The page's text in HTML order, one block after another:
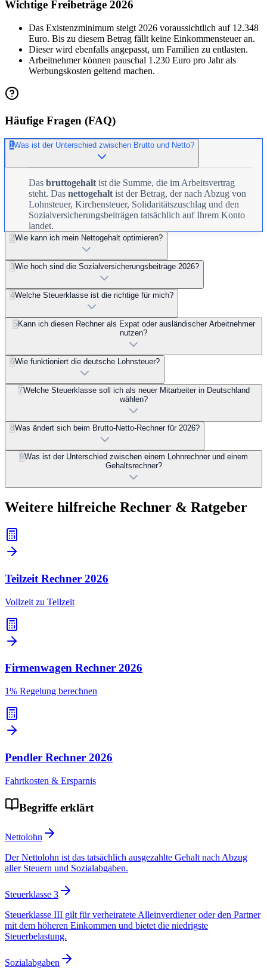
Wichtige Freibeträge 2026
Das Existenzminimum steigt 2026 voraussichtlich auf 12.348
Euro. Bis zu diesem Betrag fällt keine Einkommensteuer an.
Dieser wird ebenfalls angepasst, um Familien zu entlasten.
Arbeitnehmer können pauschal 1.230 Euro pro Jahr als
Werbungskosten geltend machen.
Häufige Fragen (FAQ)
1Was ist der Unterschied zwischen Brutto und Netto?
Das bruttogehalt ist die Summe, die im Arbeitsvertrag
steht. Das nettogehalt ist der Betrag, der nach Abzug von
Lohnsteuer, Kirchensteuer, Solidaritätszuschlag und den
Sozialversicherungsbeiträgen tatsächlich auf Ihrem Konto
landet.
2Wie kann ich mein Nettogehalt optimieren?
3Wie hoch sind die Sozialversicherungsbeiträge 2026?
4Welche Steuerklasse ist die richtige für mich?
5Kann ich diesen Rechner als Expat oder ausländischer Arbeitnehmer
nutzen?
6Wie funktioniert die deutsche Lohnsteuer?
7Welche Steuerklasse soll ich als neuer Mitarbeiter in Deutschland
wählen?
8Was ändert sich beim Brutto-Netto-Rechner für 2026?
9Was ist der Unterschied zwischen einem Lohnrechner und einem
Gehaltsrechner?
Weitere hilfreiche Rechner & Ratgeber
Teilzeit Rechner 2026
Vollzeit zu Teilzeit
Firmenwagen Rechner 2026
1% Regelung berechnen
Pendler Rechner 2026
Fahrtkosten & Ersparnis
Begriffe erklärt
Nettolohn
Der Nettolohn ist das tatsächlich ausgezahlte Gehalt nach Abzug
aller Steuern und Sozialabgaben.
Steuerklasse 3
Steuerklasse III gilt für verheiratete Alleinverdiener oder den Partner
mit dem höheren Einkommen und bietet die niedrigste
Steuerbelastung.
Sozialabgaben